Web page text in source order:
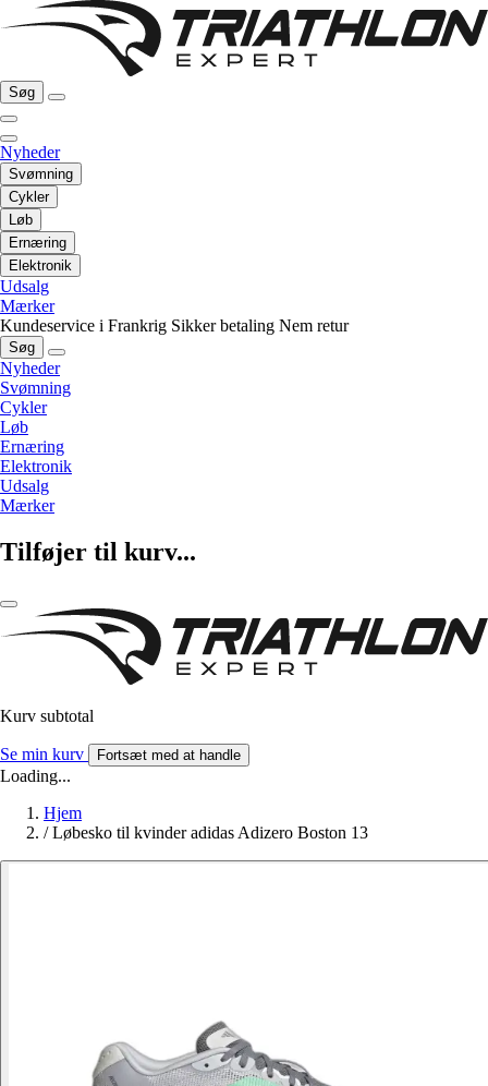
Søg
Nyheder
Svømning
Cykler
Løb
Ernæring
Elektronik
Udsalg
Mærker
Kundeservice i Frankrig Sikker betaling Nem retur
Søg
Nyheder
Svømning
Cykler
Løb
Ernæring
Elektronik
Udsalg
Mærker
Tilføjer til kurv...
Kurv subtotal
Se min kurv Fortsæt med at handle
Loading...
Hjem
/ Løbesko til kvinder adidas Adizero Boston 13